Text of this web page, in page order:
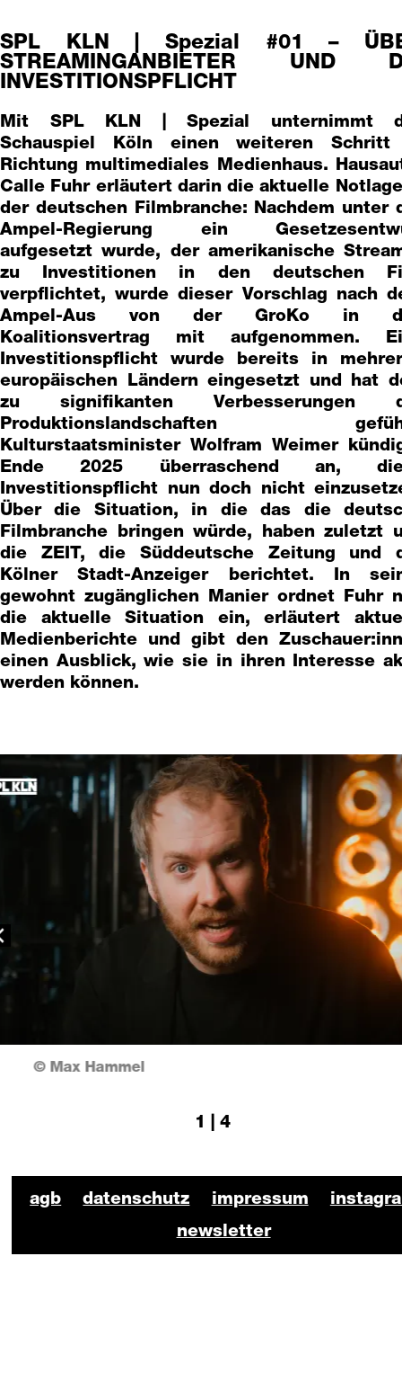
SPL KLN | Spezial #01 –
STREAMINGANBIETER UND
INVESTITIONSPFLICHT
Mit SPL KLN | Spezial unternimmt
Schauspiel Köln einen weiteren
Richtung multimediales Medienhaus.
Calle Fuhr erläutert darin die aktuelle
der deutschen Filmbranche: Nachdem unter
Ampel-Regierung ein
aufgesetzt wurde, der amerikanische
zu Investitionen in den deutschen
verpflichtet, wurde dieser Vorschlag nach
Ampel-Aus von der GroKo in
Koalitionsvertrag mit aufgenommen.
Investitionspflicht wurde bereits in
europäischen Ländern eingesetzt und hat
zu signifikanten Verbesserungen
Produktionslandschaften
Kulturstaatsminister Wolfram Weimer
Ende 2025 überraschend an,
Investitionspflicht nun doch nicht
Über die Situation, in die das die
Filmbranche bringen würde, haben zuletzt
die ZEIT, die Süddeutsche Zeitung und
Kölner Stadt-Anzeiger berichtet. In
gewohnt zugänglichen Manier ordnet Fuhr
die aktuelle Situation ein, erläutert
Medienberichte und gibt den
einen Ausblick, wie sie in ihren Interesse
werden können.
© Max Hammel
1 | 4
agb datenschutz impressum
newsletter